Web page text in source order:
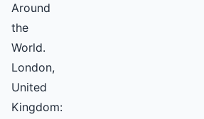
Around
the
World.
London,
United
Kingdom: